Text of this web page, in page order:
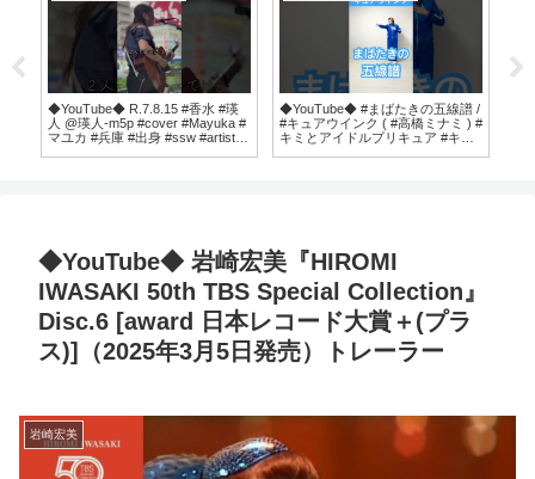
◆YouTube◆ R.7.8.15 #香水 #瑛
人 @瑛人-m5p #cover #Mayuka #
マユカ #兵庫 #出身 #ssw #artist #
◆YouTube◆ #まばたきの五線譜 /
#キュアウインク ( #高橋ミナミ ) #
キミとアイドルプリキュア #キミ
◆YouTube◆ 岩崎宏美『HIROMI
IWASAKI 50th TBS Special Collection』
Disc.6 [award 日本レコード大賞＋(プラ
ス)]（2025年3月5日発売）トレーラー
岩崎宏美